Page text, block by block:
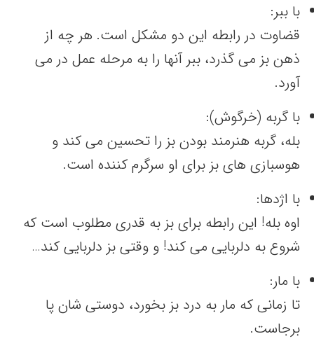
با ببر:
قضاوت در رابطه این دو مشکل است. هر چه از
ذهن بز می گذرد، ببر آنها را به مرحله عمل در می
آورد.
با گربه (خرگوش):
بله، گربه هنرمند بودن بز را تحسین می کند و
هوسبازی های بز برای او سرگرم کننده است.
با اژدها:
اوه بله! این رابطه برای بز به قدری مطلوب است که
شروع به دلربایی می کند! و وقتی بز دلربایی کند…
با مار:
تا زمانی که مار به درد بز بخورد، دوستی شان پا
برجاست.